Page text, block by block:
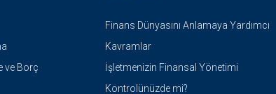
ve Borç
Finans Dünyasını Anlamaya Yardımcı
Kavramlar
İşletmenizin Finansal Yönetimi
Kontrolünüzde mi?